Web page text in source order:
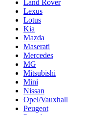
Land Rover
Lexus
Lotus
Kia
Mazda
Maserati
Mercedes
MG
Mitsubishi
Mini
Nissan
Opel/Vauxhall
Peugeot